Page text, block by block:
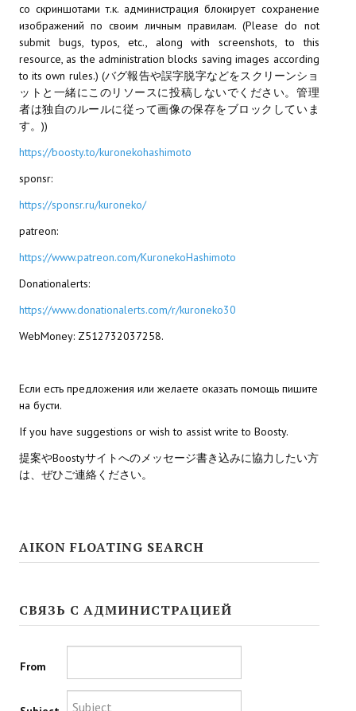
МОДЫ ДЛЯ ИГР
Патчи
Mass Effect 2
Mass Effect 3
Моды
Dragon Age 2
Dragon Age: Inquisition
Fallout 3
Kingdoms of Amalur: Reckoning
Neverwinter Nights 1
Sacred Ice & Blood
Sims 4
Star Wars Knights of the Old Republic 1
Star Wars Knights of the Old Republic 2
Titan Quest Immortal Throne
со скриншотами т.к. администрация блокирует сохранение
изображений по своим личным правилам. (Please do not
submit bugs, typos, etc., along with screenshots, to this
resource, as the administration blocks saving images according
to its own rules.) (バグ報告や誤字脱字などをスクリーンショ
ットと一緒にこのリソースに投稿しないでください。管理
者は独自のルールに従って画像の保存をブロックしていま
す。))
https://boosty.to/kuronekohashimoto
sponsr:
https://sponsr.ru/kuroneko/
patreon:
https://www.patreon.com/KuronekoHashimoto
Donationalerts:
https://www.donationalerts.com/r/kuroneko30
WebMoney: Z512732037258.
Если есть предложения или желаете оказать помощь пишите
на бусти.
If you have suggestions or wish to assist write to Boosty.
提案やBoostyサイトへのメッセージ書き込みに協力したい方
は、ぜひご連絡ください。
AIKON FLOATING SEARCH
СВЯЗЬ С АДМИНИСТРАЦИЕЙ
From